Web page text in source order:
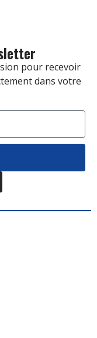
pour recevoir
dans votre